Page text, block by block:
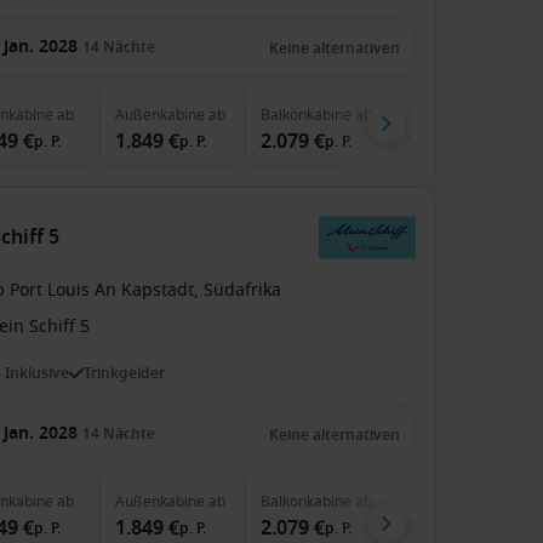
2028 14 Nächte Keine alternativen
ab
€p. P.
Außenkabine ab
1.849 €p. P.
Balkonkabine ab
2.079 €p. P.
5
Port Louis An Kapstadt, Südafrika
Schiff 5
Inklusive Trinkgelder
2028 14 Nächte Keine alternativen
ab
€p. P.
Außenkabine ab
1.849 €p. P.
Balkonkabine ab
2.079 €p. P.